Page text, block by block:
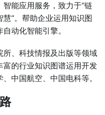
能应用服务，致力于“链
“。帮助企业运用知识图
动化智能引擎。
所、科技情报及出版等领域
的行业知识图谱运用开发
中国航空、中国电科等。